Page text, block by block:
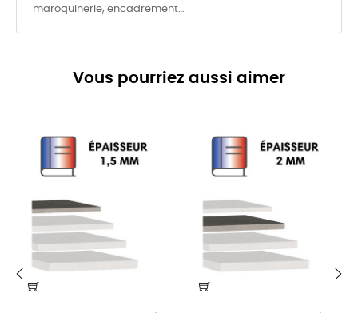
maroquinerie, encadrement…
Vous pourriez aussi aimer